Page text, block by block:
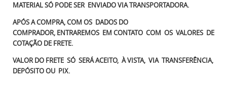
MATERIAL SÓ PODE SER ENVIADO VIA TRANSPORTADORA.
APÓS A COMPRA, COM OS DADOS DO
COMPRADOR, ENTRAREMOS EM CONTATO COM OS VALORES DE
COTAÇÃO DE FRETE.
VALOR DO FRETE SÓ SERÁ ACEITO, À VISTA, VIA TRANSFERÊNCIA,
DEPÓSITO OU PIX.